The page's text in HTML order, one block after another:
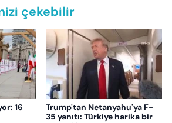
çekebilir
16
Trump'tan Netanyahu'ya F-
35 yanıtı: Türkiye harika bir